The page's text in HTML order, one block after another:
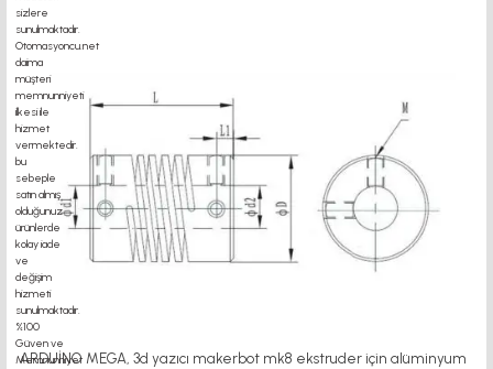
ARDUİNO MEGA, 3d yazıcı makerbot mk8 ekstruder için alüminyum